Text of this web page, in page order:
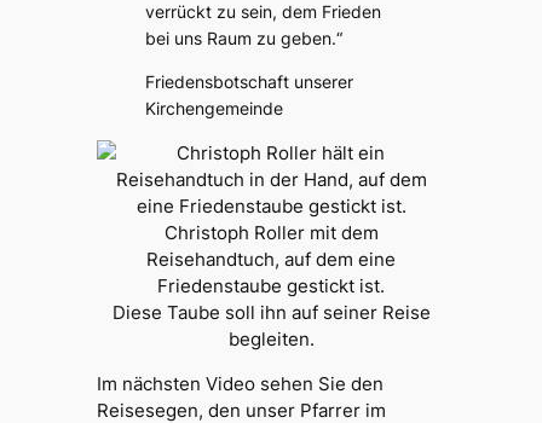
verrückt zu sein, dem Frieden
bei uns Raum zu geben.“
Friedensbotschaft unserer
Kirchengemeinde
Christoph Roller mit dem
Reisehandtuch, auf dem eine
Friedenstaube gestickt ist.
Diese Taube soll ihn auf seiner Reise
begleiten.
Im nächsten Video sehen Sie den
Reisesegen, den unser Pfarrer im